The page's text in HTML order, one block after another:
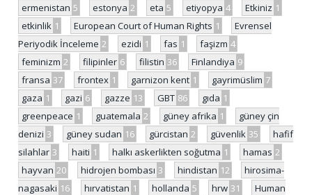
ermenistan 5 estonya 2 eta 5 etiyopya 4 Etkiniz 1
etkinlik 1 European Court of Human Rights 1
Evrensel
Periyodik İnceleme 2 ezidi 1 fas 1 faşizm 4
feminizm 2 filipinler 6 filistin 36 Finlandiya 9
fransa 37 frontex 1 garnizon kent 1 gayrimüslim 7
gaza 1 gazi 6 gazze 13 GBT 86 gıda 1
greenpeace 1 guatemala 2 güney afrika 1
güney çin
denizi 3 güney sudan 16 gürcistan 2 güvenlik 35
hafif
silahlar 3 haiti 1 halkı askerlikten soğutma 1 hamas 2
hayvan 20 hidrojen bombası 3 hindistan 12
hirosima-
nagasaki 16 hırvatistan 1 hollanda 5 hrw 31
Human